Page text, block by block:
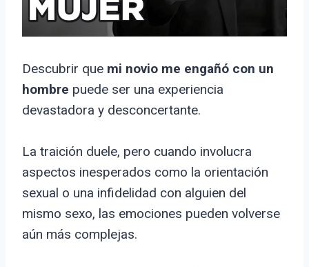
Descubrir que mi novio me engañó con un
hombre puede ser una experiencia
devastadora y desconcertante.
La traición duele, pero cuando involucra
aspectos inesperados como la orientación
sexual o una infidelidad con alguien del
mismo sexo, las emociones pueden volverse
aún más complejas.